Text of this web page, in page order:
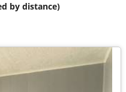
by distance)